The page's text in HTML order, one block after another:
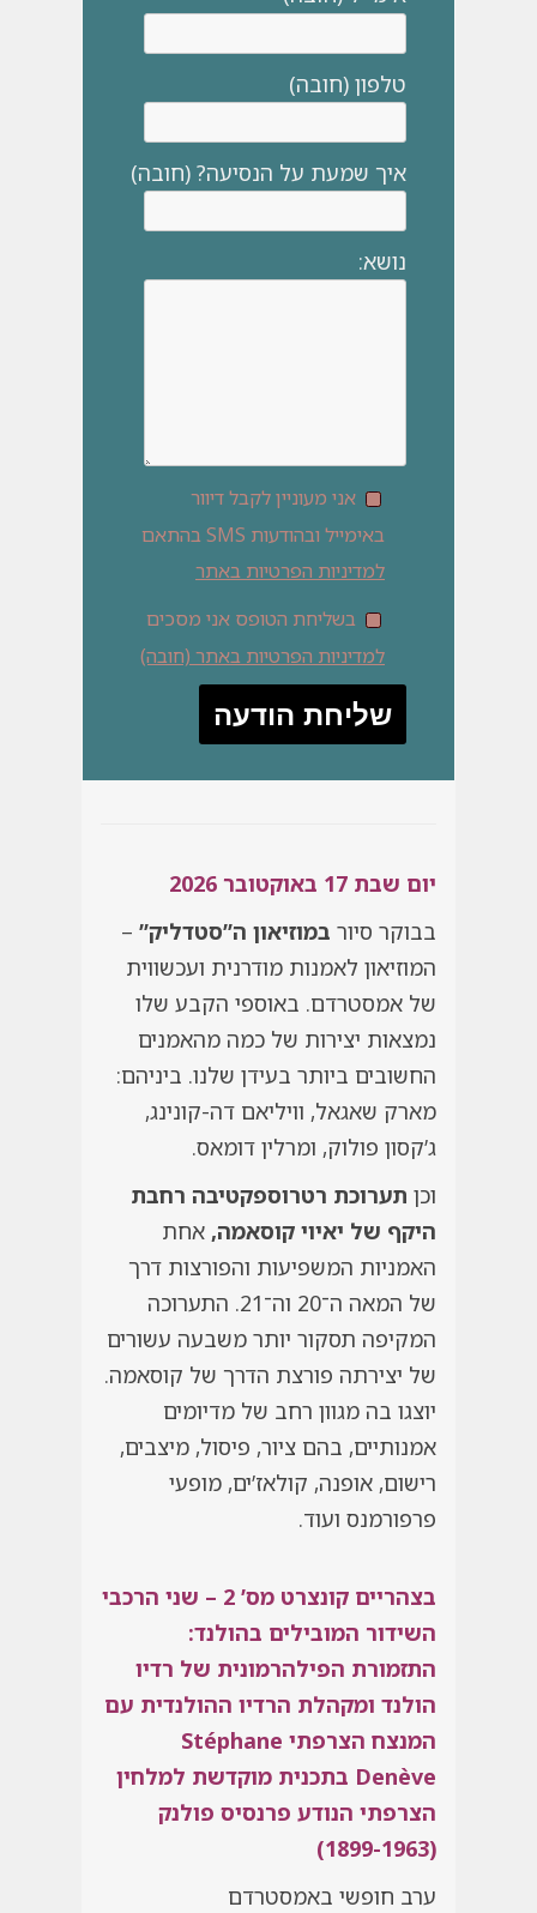
טלפון (חובה)
איך שמעת על הנסיעה? (חובה)
נושא:
אני מעוניין לקבל דיוור
באימייל ובהודעות SMS בהתאם
למדיניות הפרטיות באתר
בשליחת הטופס אני מסכים
למדיניות הפרטיות באתר (חובה)
יום שבת 17 באוקטובר 2026
בבוקר סיור במוזיאון ה”סטדליק” –
המוזיאון לאמנות מודרנית ועכשווית
של אמסטרדם. באוספי הקבע שלו
נמצאות יצירות של כמה מהאמנים
החשובים ביותר בעידן שלנו. ביניהם:
מארק שאגאל, וויליאם דה-קונינג,
ג’קסון פולוק, ומרלין דומאס.
וכן תערוכת רטרוספקטיבה רחבת
היקף של יאיוי קוסאמה, אחת
האמניות המשפיעות והפורצות דרך
של המאה ה־20 וה־21. התערוכה
המקיפה תסקור יותר משבעה עשורים
של יצירתה פורצת הדרך של קוסאמה.
יוצגו בה מגוון רחב של מדיומים
אמנותיים, בהם ציור, פיסול, מיצבים,
רישום, אופנה, קולאז’ים, מופעי
פרפורמנס ועוד.
בצהריים קונצרט מס’ 2 –
שני הרכבי
השידור המובילים בהולנד:
התזמורת הפילהרמונית של רדיו
הולנד ומקהלת הרדיו ההולנדית עם
המנצח הצרפתי Stéphane
Denève בתכנית מוקדשת למלחין
הצרפתי הנודע פרנסיס פולנק
(1899-1963)
ערב חופשי באמסטרדם